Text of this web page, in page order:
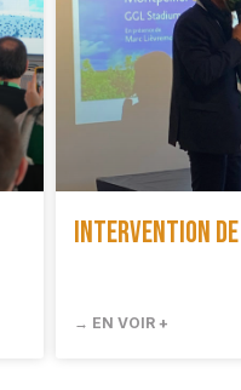
Intervention de
→ EN VOIR +